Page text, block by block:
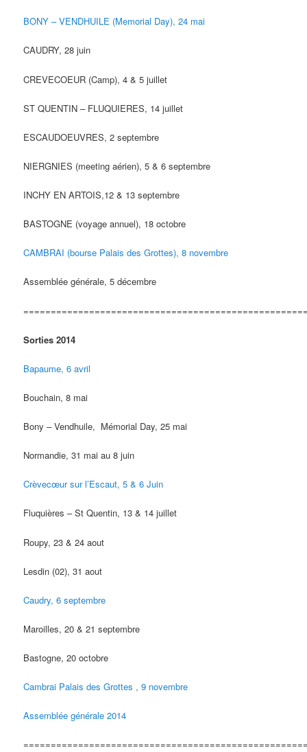
BONY – VENDHUILE (Memorial Day), 24 mai
CAUDRY, 28 juin
CREVECOEUR (Camp), 4 & 5 juillet
ST QUENTIN – FLUQUIERES, 14 juillet
ESCAUDOEUVRES, 2 septembre
NIERGNIES (meeting aérien), 5 & 6 septembre
INCHY EN ARTOIS,12 & 13 septembre
BASTOGNE (voyage annuel), 18 octobre
CAMBRAI (bourse Palais des Grottes), 8 novembre
Assemblée générale, 5 décembre
Sorties 2014
Bapaume, 6 avril
Bouchain, 8 mai
Bony – Vendhuile, Mémorial Day, 25 mai
Normandie, 31 mai au 8 juin
Crèvecœur sur l’Escaut, 5 & 6 Juin
Fluquières – St Quentin, 13 & 14 juillet
Roupy, 23 & 24 aout
Lesdin (02), 31 aout
Caudry, 6 septembre
Maroilles, 20 & 21 septembre
Bastogne, 20 octobre
Cambrai Palais des Grottes , 9 novembre
Assemblée générale 2014